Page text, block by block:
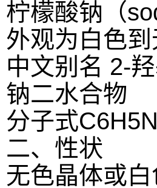
柠檬酸钠（
外观为白色
中文别名 2-
钠二水合物
分子式
二、性状
无色晶体或